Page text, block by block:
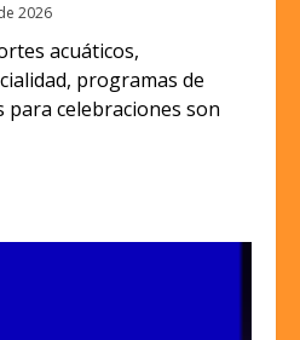
2026
acuáticos,
programas de
para celebraciones son